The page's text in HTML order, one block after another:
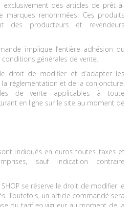
exclusivement des articles de prêt-à-
marques renommées. Ces produits
des producteurs et revendeurs
implique l’entière adhésion du
générales de vente.
le droit de modifier et d’adapter les
réglementation et de la conjoncture.
de vente applicables à toute
en ligne sur le site au moment de
indiqués en euros toutes taxes et
sauf indication contraire
SHOP se réserve le droit de modifier le
Toutefois, un article commandé sera